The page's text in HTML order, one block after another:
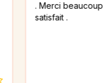
. Merci beaucoup , Je suis